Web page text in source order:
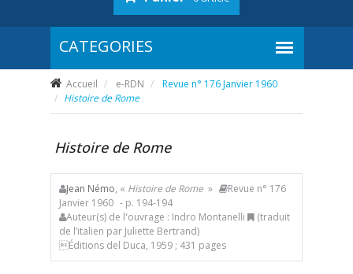
Accueil e-RDN
Revue n° 176 Janvier 1960
Histoire de Rome
Histoire de Rome
Jean Némo, « Histoire de Rome »
Revue n° 176
Janvier 1960 - p. 194-194
Auteur(s) de l'ouvrage : Indro Montanelli
(traduit
de l’italien par Juliette Bertrand)
Éditions del Duca, 1959 ; 431 pages